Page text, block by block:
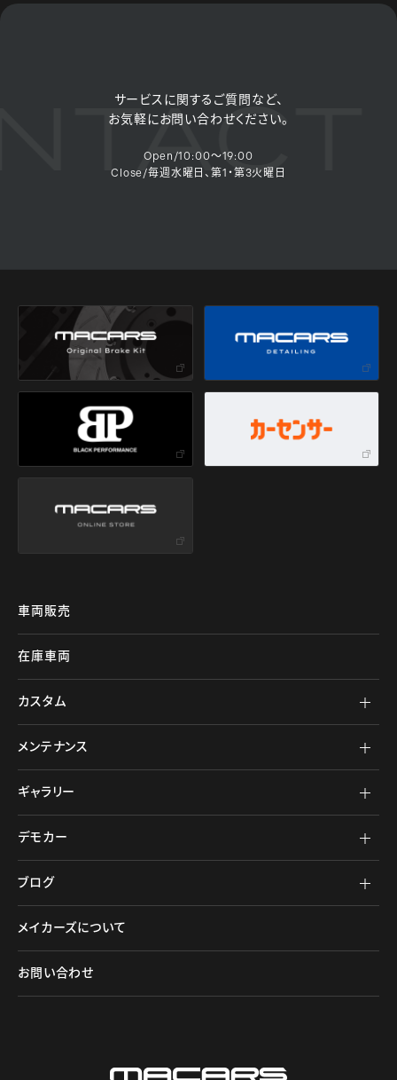
サービスに関するご質問など、
お気軽にお問い合わせください。
Open/10:00～19:00
Close/毎週水曜日、第1・第3火曜日
車両販売
在庫車両
カスタム
メンテナンス
ギャラリー
デモカー
ブログ
メイカーズについて
お問い合わせ